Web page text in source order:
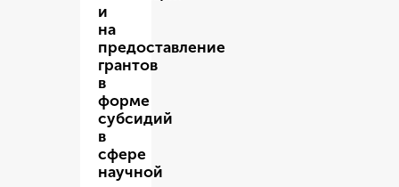
и
на
предоставление
грантов
в
форме
субсидий
в
сфере
научной